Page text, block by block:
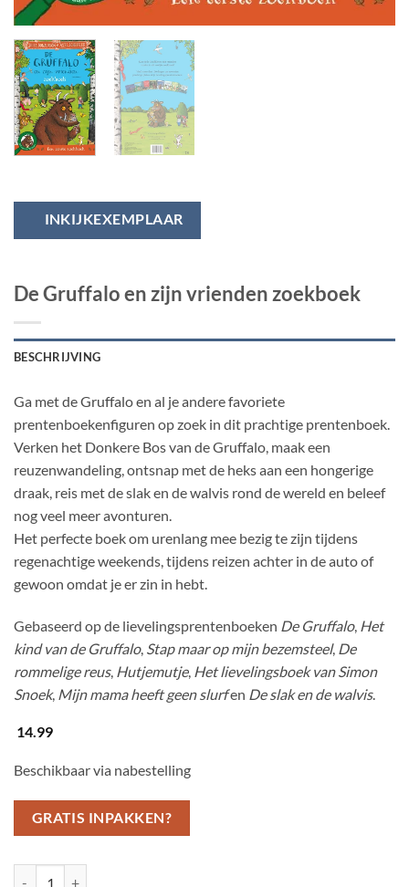
INKIJKEXEMPLAAR
De Gruffalo en zijn vrienden zoekboek
BESCHRIJVING
Ga met de Gruffalo en al je andere favoriete
prentenboekenfiguren op zoek in dit prachtige prentenboek.
Verken het Donkere Bos van de Gruffalo, maak een
reuzenwandeling, ontsnap met de heks aan een hongerige
draak, reis met de slak en de walvis rond de wereld en beleef
nog veel meer avonturen.
Het perfecte boek om urenlang mee bezig te zijn tijdens
regenachtige weekends, tijdens reizen achter in de auto of
gewoon omdat je er zin in hebt.
Gebaseerd op de lievelingsprentenboeken De Gruffalo, Het
kind van de Gruffalo, Stap maar op mijn bezemsteel, De
rommelige reus, Hutjemutje, Het lievelingsboek van Simon
Snoek, Mijn mama heeft geen slurfen De slak en de walvis.
14.99
Beschikbaar via nabestelling
GRATIS INPAKKEN?